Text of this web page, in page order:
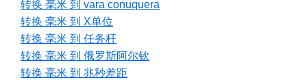
转换 毫米 到 vara conuquera
转换 毫米 到 X单位
转换 毫米 到 任务杆
转换 毫米 到 俄罗斯阿尔钦
转换 毫米 到 兆秒差距